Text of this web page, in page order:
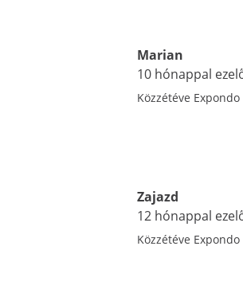
Marian
10 hónappal
Közzétéve Expondo
Zajazd
12 hónappal
Közzétéve